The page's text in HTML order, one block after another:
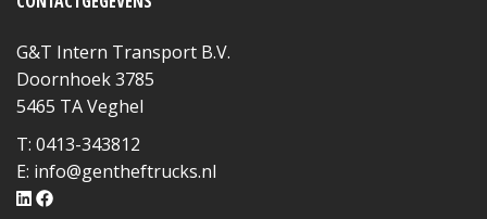
G&T Intern Transport B.V.
Doornhoek 3785
5465 TA Veghel
T: 0413-343812
E: info@gentheftrucks.nl